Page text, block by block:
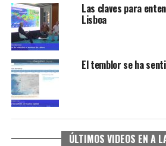
Las claves para
Lisboa
El temblor se ha
ÚLTIMOS VIDEOS EN A